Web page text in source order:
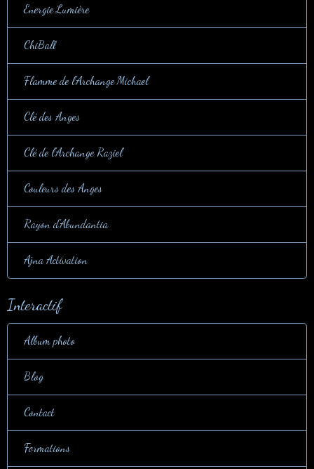
Energie Lumière
ChiBall
Flamme de l'Archange Michael
Clé des Anges
Clé de l'Archange Raziel
Couleurs des Anges
Rayon d'Abundantia
Ajna Activation
Interactif
Album photo
Blog
Contact
Formations